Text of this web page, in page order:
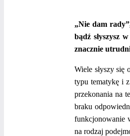
„Nie dam
bądź słyszysz
znacznie
Wiele słyszy się
typu tematykę i
przekonania na
braku
funkcjonowanie
na rodzaj